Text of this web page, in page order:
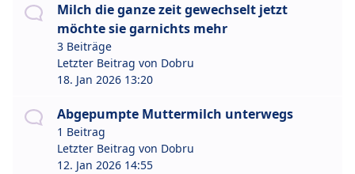
Milch die ganze zeit gewechselt jetzt
möchte sie garnichts mehr
3 Beiträge
Letzter Beitrag von Dobru
18. Jan 2026 13:20
Abgepumpte Muttermilch unterwegs
1 Beitrag
Letzter Beitrag von Dobru
12. Jan 2026 14:55